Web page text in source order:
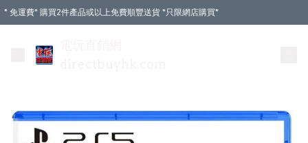
* 免運費* 購買2件產品或以上免費順豐送貨 *只限網店購買*